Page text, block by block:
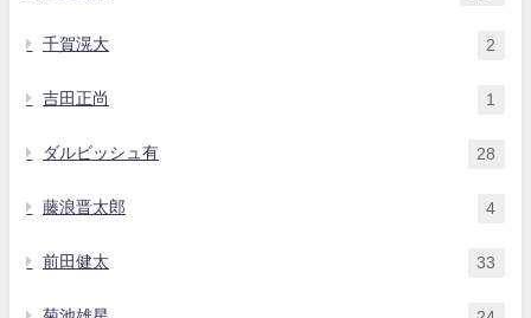
千賀滉大 2
吉田正尚 1
ダルビッシュ有 28
藤浪晋太郎 4
前田健太 33